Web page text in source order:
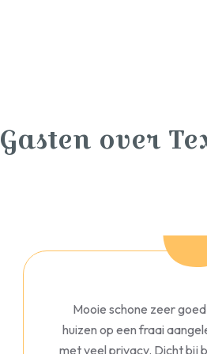
Gasten over
Mooie schone zeer
huizen op een fraai
met veel privacy. Dicht bij